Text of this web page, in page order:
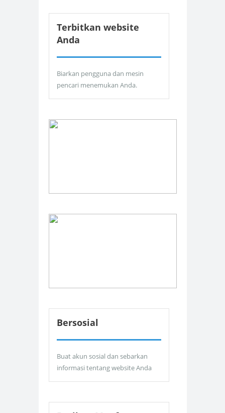
Terbitkan website
Anda
Biarkan pengguna dan mesin
pencari menemukan Anda.
Bersosial
Buat akun sosial dan sebarkan
informasi tentang website Anda